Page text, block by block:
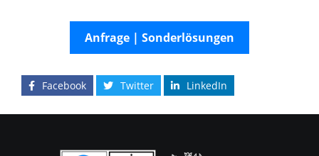
Anfrage | Sonderlösungen
Facebook Twitter LinkedIn